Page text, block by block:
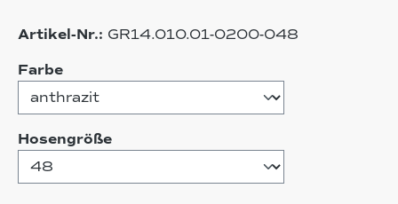
Artikel-Nr.: GR14.010.01-0200-048
Farbeauswählen
Hosengrößeauswählen